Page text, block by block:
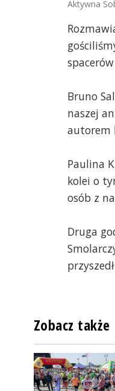
Aktywna
Bruno
naszej
autorem
Paulina
kolei o
osób z
Druga
Zobacz także